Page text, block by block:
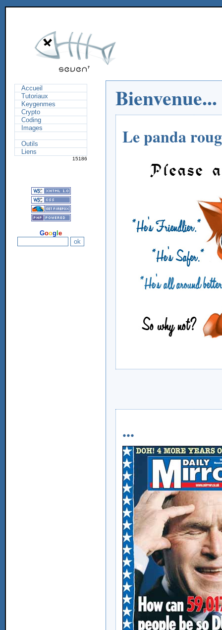
Bienvenue...
Le panda
...
Accueil
Tutoriaux
Keygenmes
Crypto
Coding
Images
Outils
Liens
15186
Goog le